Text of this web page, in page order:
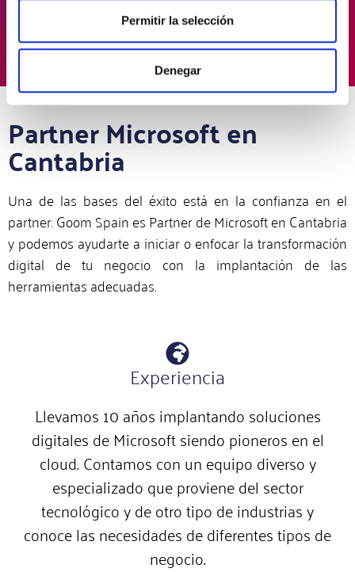
Permitir la selección
Denegar
los procesos en tiempo real y manejar el flujo
de entrada y salida de materias primas.
Partner Microsoft en
Cantabria
Una de las bases del éxito está en la confianza en el
partner. Goom Spain es Partner de Microsoft en Cantabria
y podemos ayudarte a iniciar o enfocar la transformación
digital de tu negocio con la implantación de las
herramientas adecuadas.
Experiencia
Llevamos 10 años implantando soluciones
digitales de Microsoft siendo pioneros en el
cloud. Contamos con un equipo diverso y
especializado que proviene del sector
tecnológico y de otro tipo de industrias y
conoce las necesidades de diferentes tipos de
negocio.